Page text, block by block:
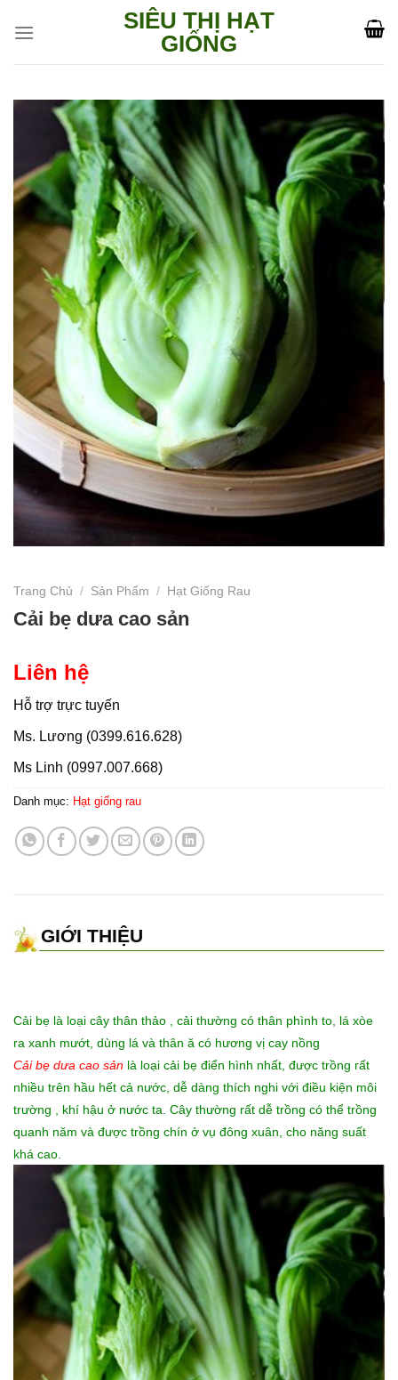
SIÊU THỊ HẠT
GIỐNG
Trang Chủ / Sản Phẩm / Hạt Giống Rau
Cải bẹ dưa cao sản
Liên hệ
Hỗ trợ trực tuyến
Ms. Lương (0399.616.628)
Ms Linh (0997.007.668)
Danh mục: Hạt giống rau
GIỚI THIỆU
Cải bẹ là loại cây thân thảo , cải thường có thân phình to, lá xòe
ra xanh mướt, dùng lá và thân ă có hương vị cay nồng
Cải bẹ dưa cao sản là loại cải bẹ điển hình nhất, được trồng rất
nhiều trên hầu hết cả nước, dễ dàng thích nghi với điều kiện môi
trường , khí hậu ở nước ta. Cây thường rất dễ trồng có thể trồng
quanh năm và được trồng chín ở vụ đông xuân, cho năng suất
khá cao.